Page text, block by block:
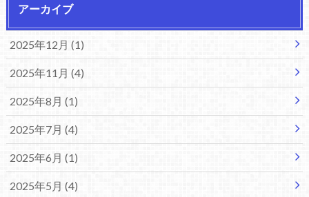
アーカイブ
2025年12月 (1)
2025年11月 (4)
2025年8月 (1)
2025年7月 (4)
2025年6月 (1)
2025年5月 (4)